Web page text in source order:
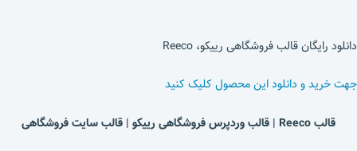
دانلود رایگان قالب فروشگاهی رییکو، Reeco
جهت خرید و دانلود این محصول کلیک کنید
قالب Reeco | قالب وردپرس فروشگاهی رییکو | قالب سایت فروشگاهی